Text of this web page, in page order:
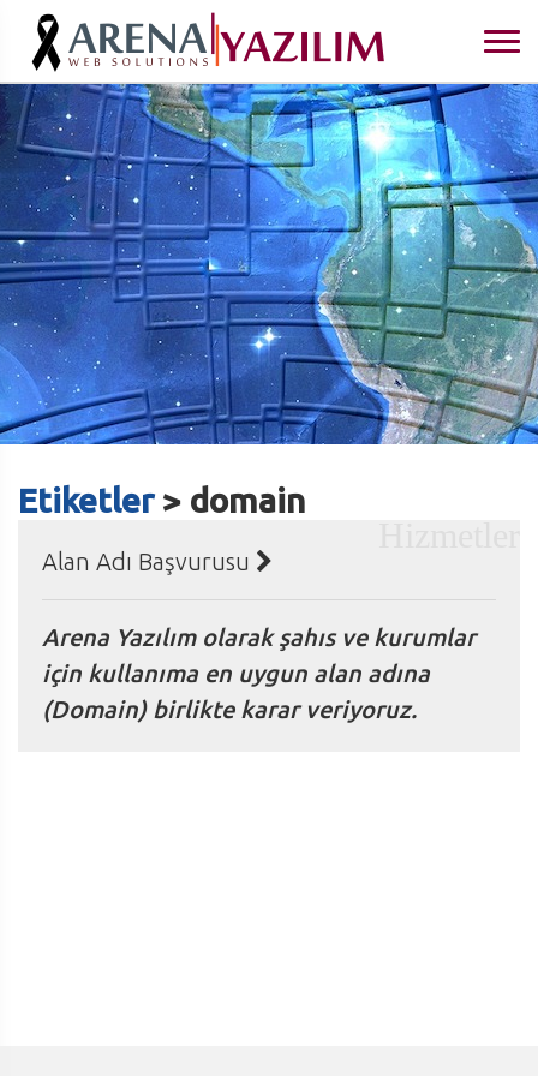
Etiketler> domain
Alan Adı Başvurusu
Arena Yazılım olarak şahıs ve kurumlar
için kullanıma en uygun alan adına
(Domain) birlikte karar veriyoruz.